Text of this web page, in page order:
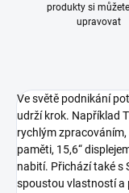
produkty si
upravovat
Ve světě podnikání
udrží krok. Například
rychlým
paměti, 15,6“
nabití. Přichází také s
spoustou vlastností a